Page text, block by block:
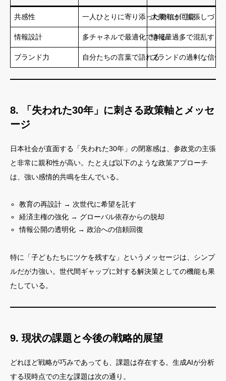
共感性 一人ひとりに寄り添った発信が可能
大衆向けに拡張しづら
情報設計 多チャネルで最適化できる情報量過多で混乱する
ブランド力 自分たちの言葉で語れるブランドの過剰な信仰
8. 「失われた30年」に刺さる政策軸とメッセ
ージ
日本社会が直面する「失われた30年」の閉塞感は、参政党の主張
と非常に親和性が高い。たとえば以下のような政策アプローチ
は、強い感情的共鳴を生んでいる。
教育の再設計 → 次世代に希望を託す
経済主権の強化 → グローバル依存からの脱却
情報公開の透明化 → 政治への信頼回復
特に「子どもたちにツケを残すな」というメッセージは、シンプ
ルだが力強い。世代間ギャップに対する解決策としての機能も果
たしている。
9. 現状の課題と今後の戦略的展望
どれほど戦略が巧みであっても、課題は存在する。生成AIが分析
する現時点での主な課題は次の通り。